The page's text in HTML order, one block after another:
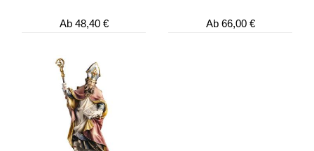
Ab48,40 € Ab66,00 €